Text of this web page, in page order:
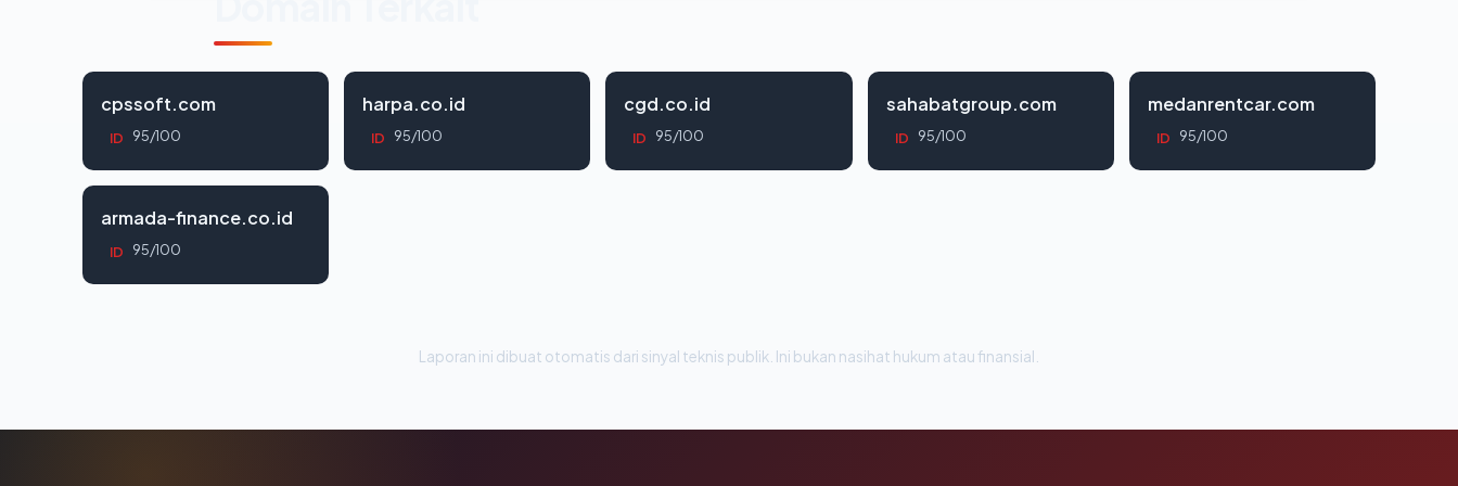
cpssoft.com
ID 95/100
harpa.co.id
ID 95/100
cgd.co.id
ID 95/100
sahabatgroup.com
ID 95/100
medanrentcar.com
ID 95/100
armada-finance.co.id
ID 95/100
Laporan ini dibuat otomatis dari sinyal teknis publik. Ini bukan nasihat hukum atau finansial.